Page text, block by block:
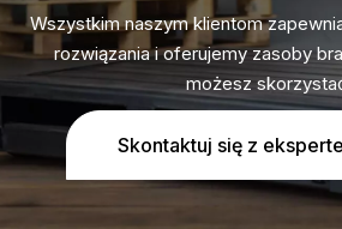
Wszystkim naszym klientom
rozwiązania i oferujemy zasoby
możesz
Skontaktuj się z